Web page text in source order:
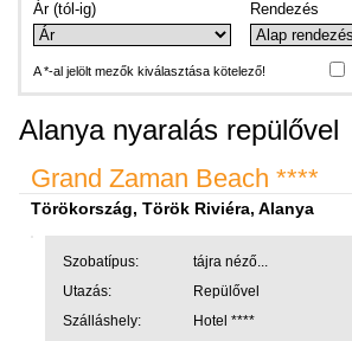
Ár (tól-ig) Rendezés
A *-al jelölt mezők kiválasztása kötelező!
Alanya nyaralás repülővel
Grand Zaman Beach ****
Törökország, Török Riviéra, Alanya
Szobatípus:
tájra néző...
Utazás:
Repülővel
Szálláshely:
Hotel ****